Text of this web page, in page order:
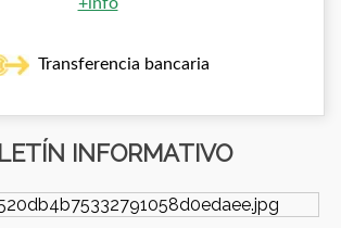
Transferencia bancaria
INFORMATIVO